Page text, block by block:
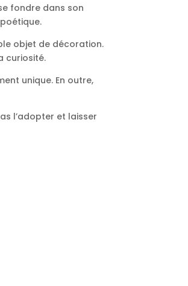
fondre dans son
objet de décoration.
curiosité.
unique. En outre,
l’adopter et laisser